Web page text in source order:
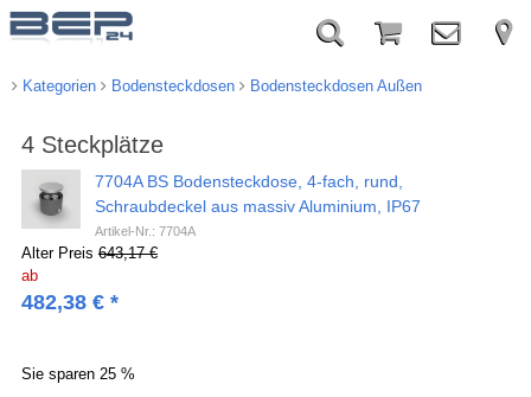
Kategorien Bodensteckdosen Bodensteckdosen Außen
4 Steckplätze
7704A BS Bodensteckdose, 4-fach, rund,
Schraubdeckel aus massiv Aluminium, IP67
Artikel-Nr.: 7704A
Alter Preis 643,17 €
ab
482,38 €*
Sie sparen 25 %